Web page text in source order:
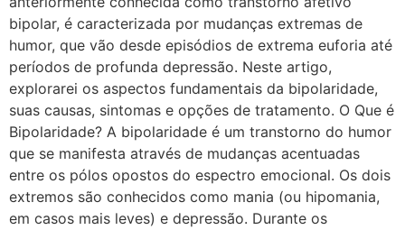
bipolar, é caracterizada por mudanças extremas de
humor, que vão desde episódios de extrema euforia até
períodos de profunda depressão. Neste artigo,
explorarei os aspectos fundamentais da bipolaridade,
suas causas, sintomas e opções de tratamento. O Que é
Bipolaridade? A bipolaridade é um transtorno do humor
que se manifesta através de mudanças acentuadas
entre os pólos opostos do espectro emocional. Os dois
extremos são conhecidos como mania (ou hipomania,
em casos mais leves) e depressão. Durante os